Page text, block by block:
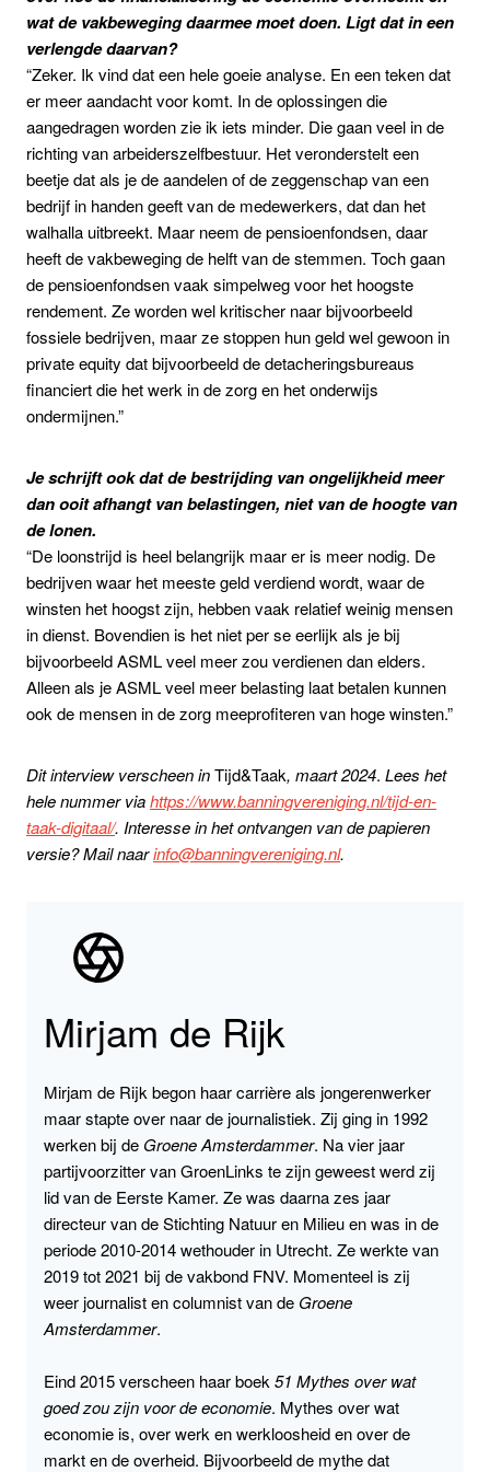
wat de vakbeweging daarmee moet doen. Ligt dat in een
verlengde daarvan?
“Zeker. Ik vind dat een hele goeie analyse. En een teken dat
er meer aandacht voor komt. In de oplossingen die
aangedragen worden zie ik iets minder. Die gaan veel in de
richting van arbeiderszelfbestuur. Het veronderstelt een
beetje dat als je de aandelen of de zeggenschap van een
bedrijf in handen geeft van de medewerkers, dat dan het
walhalla uitbreekt. Maar neem de pensioenfondsen, daar
heeft de vakbeweging de helft van de stemmen. Toch gaan
de pensioenfondsen vaak simpelweg voor het hoogste
rendement. Ze worden wel kritischer naar bijvoorbeeld
fossiele bedrijven, maar ze stoppen hun geld wel gewoon in
private equity dat bijvoorbeeld de detacheringsbureaus
financiert die het werk in de zorg en het onderwijs
ondermijnen.”
Je schrijft ook dat de bestrijding van ongelijkheid meer
dan ooit afhangt van belastingen, niet van de hoogte van
de lonen.
“De loonstrijd is heel belangrijk maar er is meer nodig. De
bedrijven waar het meeste geld verdiend wordt, waar de
winsten het hoogst zijn, hebben vaak relatief weinig mensen
in dienst. Bovendien is het niet per se eerlijk als je bij
bijvoorbeeld ASML veel meer zou verdienen dan elders.
Alleen als je ASML veel meer belasting laat betalen kunnen
ook de mensen in de zorg meeprofiteren van hoge winsten.”
Dit interview verscheen inTijd&Taak, maart 2024. Lees het
hele nummer viahttps://www.banningvereniging.nl/tijd-en-
taak-digitaal/. Interesse in het ontvangen van de papieren
versie? Mail naarinfo@banningvereniging.nl.
Mirjam de Rijk
Mirjam de Rijk begon haar carrière als jongerenwerker
maar stapte over naar de journalistiek. Zij ging in 1992
werken bij de Groene Amsterdammer. Na vier jaar
partijvoorzitter van GroenLinks te zijn geweest werd zij
lid van de Eerste Kamer. Ze was daarna zes jaar
directeur van de Stichting Natuur en Milieu en was in de
periode 2010-2014 wethouder in Utrecht. Ze werkte van
2019 tot 2021 bij de vakbond FNV. Momenteel is zij
weer journalist en columnist van de Groene
Amsterdammer.
Eind 2015 verscheen haar boek 51 Mythes over wat
goed zou zijn voor de economie. Mythes over wat
economie is, over werk en werkloosheid en over de
markt en de overheid. Bijvoorbeeld de mythe dat